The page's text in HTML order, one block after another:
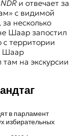
NDRи отвечает за
с видимой
несколько
Шаар запостил
с территории
Шаар
на экскурсии